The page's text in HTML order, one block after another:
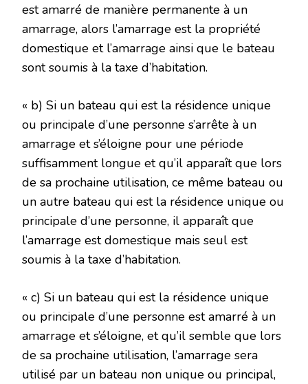
est amarré de manière permanente à un
amarrage, alors l’amarrage est la propriété
domestique et l’amarrage ainsi que le bateau
sont soumis à la taxe d’habitation.
« b) Si un bateau qui est la résidence unique
ou principale d’une personne s’arrête à un
amarrage et s’éloigne pour une période
suffisamment longue et qu’il apparaît que lors
de sa prochaine utilisation, ce même bateau ou
un autre bateau qui est la résidence unique ou
principale d’une personne, il apparaît que
l’amarrage est domestique mais seul est
soumis à la taxe d’habitation.
« c) Si un bateau qui est la résidence unique
ou principale d’une personne est amarré à un
amarrage et s’éloigne, et qu’il semble que lors
de sa prochaine utilisation, l’amarrage sera
utilisé par un bateau non unique ou principal,